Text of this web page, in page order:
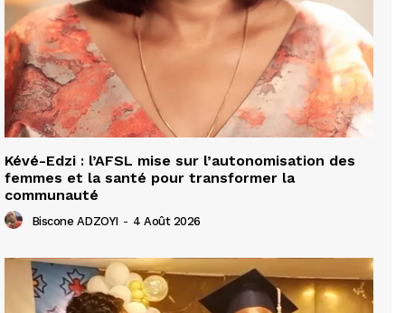
Kévé-Edzi : l’AFSL mise sur l’autonomisation des
femmes et la santé pour transformer la
communauté
Biscone ADZOYI - 4 Août 2026